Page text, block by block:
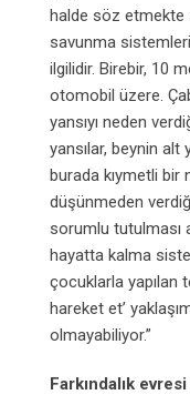
halde söz etmekte
savunma
ilgilidir. Birebir, 10
otomobil üzere.
yansıyı neden
yansılar, beynin alt
burada kıymetli bir
düşünmeden
sorumlu tutulması
hayatta kalma
çocuklarla yapılan
hareket et’
olmayabiliyor.”
Farkındalık